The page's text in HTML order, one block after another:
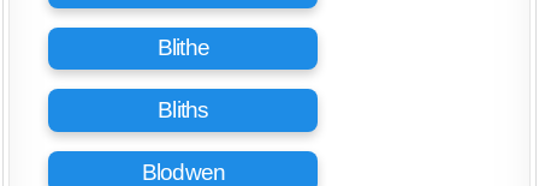
Blithe
Bliths
Blodwen